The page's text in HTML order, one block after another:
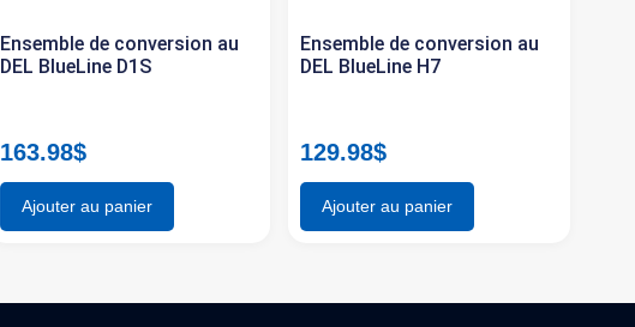
Ensemble de conversion au
DEL BlueLine D1S
163.98$
Ajouter au panier
Ensemble de conversion au
DEL BlueLine H7
129.98$
Ajouter au panier